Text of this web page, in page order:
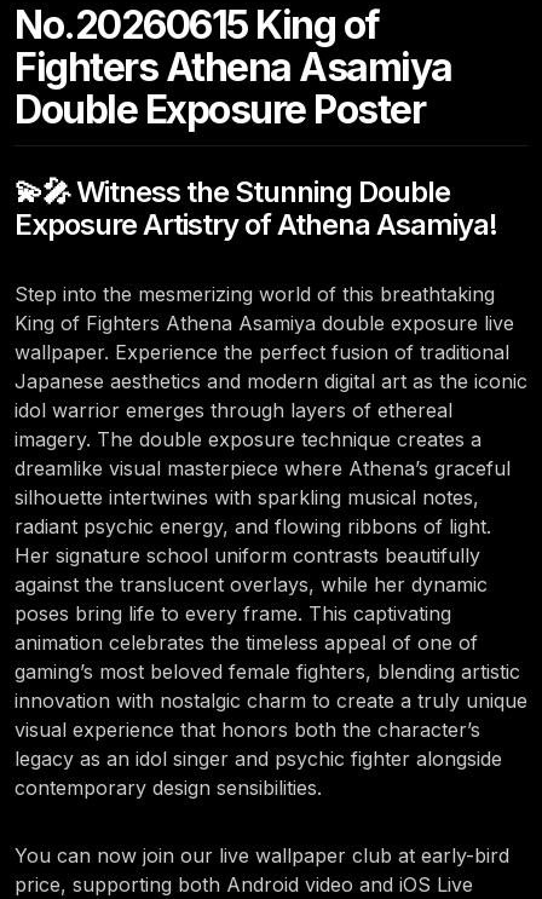
No.20260615 King of
Fighters Athena Asamiya
Double Exposure Poster
💫🎤 Witness the Stunning Double
Exposure Artistry of Athena Asamiya!
Step into the mesmerizing world of this breathtaking
King of Fighters Athena Asamiya double exposure live
wallpaper. Experience the perfect fusion of traditional
Japanese aesthetics and modern digital art as the iconic
idol warrior emerges through layers of ethereal
imagery. The double exposure technique creates a
dreamlike visual masterpiece where Athena’s graceful
silhouette intertwines with sparkling musical notes,
radiant psychic energy, and flowing ribbons of light.
Her signature school uniform contrasts beautifully
against the translucent overlays, while her dynamic
poses bring life to every frame. This captivating
animation celebrates the timeless appeal of one of
gaming’s most beloved female fighters, blending artistic
innovation with nostalgic charm to create a truly unique
visual experience that honors both the character’s
legacy as an idol singer and psychic fighter alongside
contemporary design sensibilities.
You can now join our live wallpaper club at early-bird
price, supporting both Android video and iOS Live